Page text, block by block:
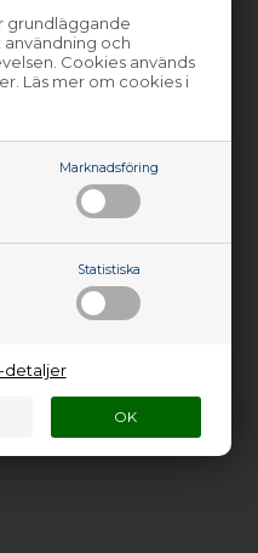
grundläggande
användning och
Cookies används
Läs mer om cookies i
Marknadsföring
Statistiska
detaljer
varan?
Lenovo devices